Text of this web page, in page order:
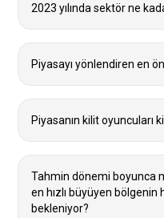
2023 yılında sektör ne
Piyasayı yönlendiren en
Piyasanın kilit oyuncuları
Tahmin dönemi boyunca
en hızlı büyüyen bölgenin
bekleniyor?